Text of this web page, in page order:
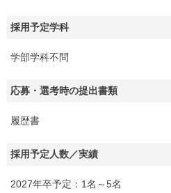
採用予定学科
学部学科不問
応募・選考時の提出書類
履歴書
採用予定人数／実績
2027年卒予定：1名～5名